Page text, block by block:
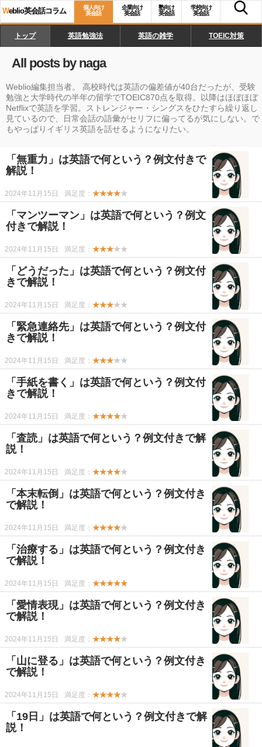
Weblio英会話コラム
個人向け
英会話
企業向け
英会話
塾向け
英会話
学校向け
英会話
トップ 英語勉強法 英語の雑学 TOEIC対策
All posts by naga
Weblio編集担当者。 高校時代は英語の偏差値が40台だったが、受験
勉強と大学時代の半年の留学でTOEIC870点を取得。以降はほぼほぼ
Netflixで英語を学習。ストレンジャー・シングスをひたすら繰り返し
見ているので、日常会話の語彙がセリフに偏ってるが気にしない。で
もやっぱりイギリス英語を話せるようになりたい。
「無重力」は英語で何という？例文付きで
解説！
2024年11月15日 満足度： ★★★★★
「マンツーマン」は英語で何という？例文
付きで解説！
2024年11月15日 満足度： ★★★★★
「どうだった」は英語で何という？例文付
きで解説！
2024年11月15日 満足度： ★★★★★
「緊急連絡先」は英語で何という？例文付
きで解説！
2024年11月15日 満足度： ★★★★★
「手紙を書く」は英語で何という？例文付
きで解説！
2024年11月15日 満足度： ★★★★★
「査読」は英語で何という？例文付きで解
説！
2024年11月15日 満足度： ★★★★★
「本末転倒」は英語で何という？例文付き
で解説！
2024年11月15日 満足度： ★★★★★
「治療する」は英語で何という？例文付き
で解説！
2024年11月15日 満足度： ★★★★★
「愛情表現」は英語で何という？例文付き
で解説！
2024年11月15日 満足度： ★★★★★
「山に登る」は英語で何という？例文付き
で解説！
2024年11月15日 満足度： ★★★★★
「19日」は英語で何という？例文付きで解
説！